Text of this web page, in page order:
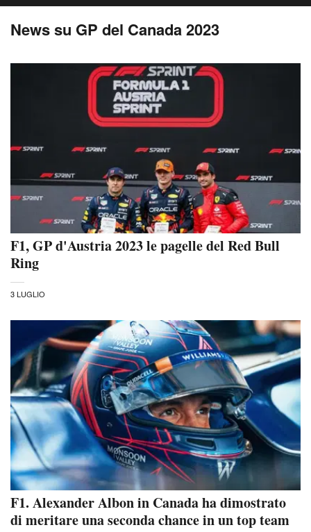
News su GP del Canada 2023
F1, GP d'Austria 2023 le pagelle del Red Bull
Ring
3 LUGLIO
F1. Alexander Albon in Canada ha dimostrato
di meritare una seconda chance in un top team